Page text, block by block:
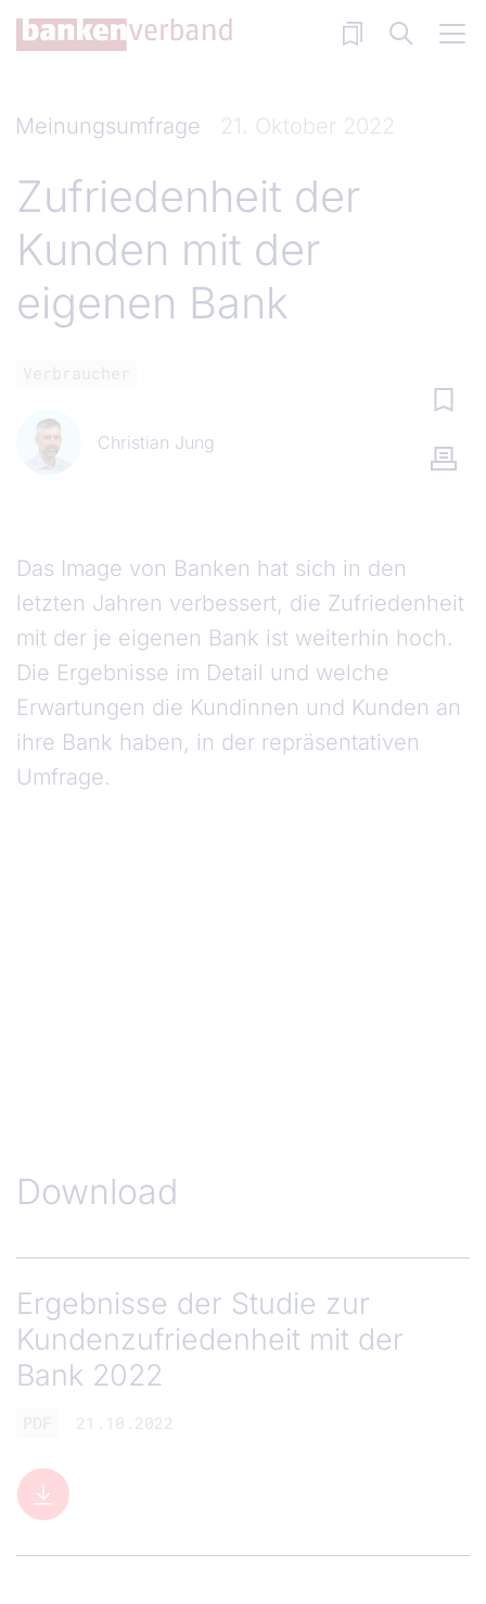
Direkt zum Inhalt
Meinungsumfrage 21. Oktober 2022
Zufriedenheit der
Kunden mit der
eigenen Bank
Christian Jung
Das Image von Banken hat sich in den
letzten Jahren verbessert, die Zufriedenheit
mit der je eigenen Bank ist weiterhin hoch.
Die Ergebnisse im Detail und welche
Erwartungen die Kundinnen und Kunden an
ihre Bank haben, in der repräsentativen
Umfrage.
Download
Ergebnisse der Studie zur
Kundenzufriedenheit mit der
Bank 2022
21.10.2022